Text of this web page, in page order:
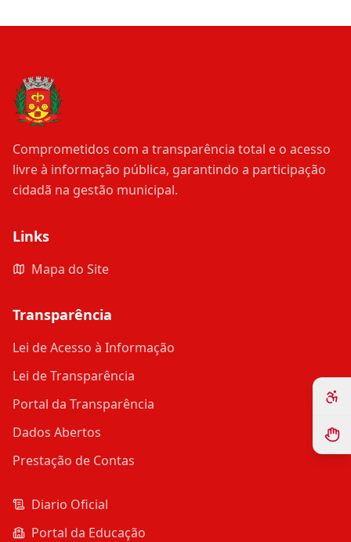
Comprometidos com a transparência total e o acesso
livre à informação pública, garantindo a participação
cidadã na gestão municipal.
Links
Mapa do Site
Transparência
Lei de Acesso à Informação
Lei de Transparência
Portal da Transparência
Dados Abertos
Prestação de Contas
Diario Oficial
Portal da Educação